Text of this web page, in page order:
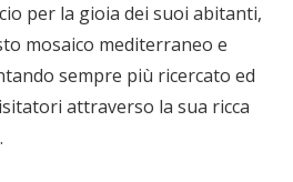
per la gioia dei suoi abitanti,
mosaico mediterraneo e
sempre più ricercato ed
attraverso la sua ricca